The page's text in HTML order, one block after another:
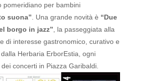
pomeridiano per bambini
suona” . Una grande novità è “Due
borgo in jazz” , la passeggiata alla
di interesse gastronomico, curativo e
Herbaria ErborEstia, ogni
concerti in Piazza Garibaldi.